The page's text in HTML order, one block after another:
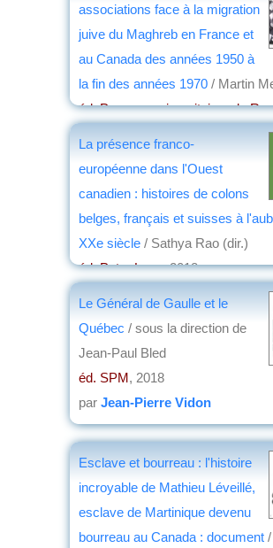
associations face à la migration
juive du Maghreb en France et
au Canada des années 1950 à
la fin des années 1970 / Martin
éd. Presses universitaires de
La présence franco-
européenne dans l'Ouest
canadien : histoires de colons
belges, français et suisses à
XXe siècle / Sathya Rao (dir.)
éd. Peter Lang, 2018
Le Général de Gaulle et le
Québec / sous la direction de
Jean-Paul Bled
éd. SPM, 2018
par Jean-Pierre Vidon
Esclave et bourreau : l'histoire
incroyable de Mathieu Léveillé,
esclave de Martinique devenu
bourreau au Canada : document